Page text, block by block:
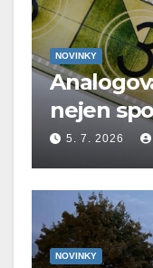
NOVINKY
nejen
5. 7. 2026
NOVINKY